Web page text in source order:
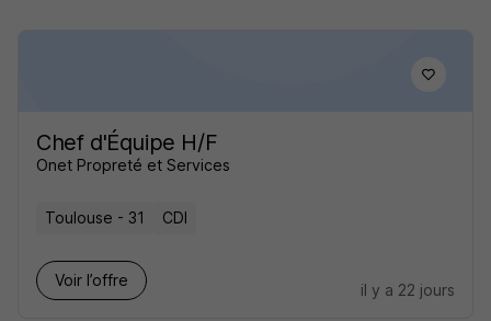
Chef d'Équipe H/F
Onet Propreté et Services
Toulouse - 31 CDI
Voir l’offre
il y a 22 jours